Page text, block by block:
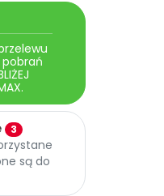
3
są do